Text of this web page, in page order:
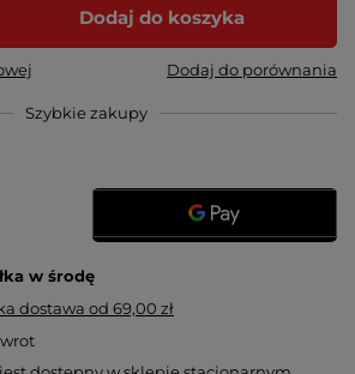
Dodaj do koszyka
Dodaj do porównania
Szybkie zakupy
w środę
dostawa od 69,00 zł